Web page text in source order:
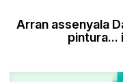
Arran assenyala
pintura...